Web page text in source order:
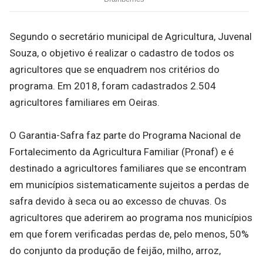
Segundo o secretário municipal de Agricultura, Juvenal
Souza, o objetivo é realizar o cadastro de todos os
agricultores que se enquadrem nos critérios do
programa. Em 2018, foram cadastrados 2.504
agricultores familiares em Oeiras.
O Garantia-Safra faz parte do Programa Nacional de
Fortalecimento da Agricultura Familiar (Pronaf) e é
destinado a agricultores familiares que se encontram
em municípios sistematicamente sujeitos a perdas de
safra devido à seca ou ao excesso de chuvas. Os
agricultores que aderirem ao programa nos municípios
em que forem verificadas perdas de, pelo menos, 50%
do conjunto da produção de feijão, milho, arroz,